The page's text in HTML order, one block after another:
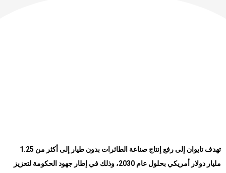
تهدف تايوان إلى رفع إنتاج صناعة الطائرات بدون طيار إلى أكثر من 1.25
مليار دولار أمريكي بحلول عام 2030، وذلك في إطار جهود الحكومة لتعزيز